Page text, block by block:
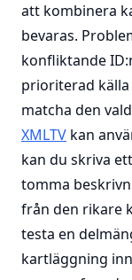
att kombinera
bevaras.
konfliktande
prioriterad
matcha den
XMLTV kan
kan du skriva
tomma
från den rikare
testa en
kartläggning